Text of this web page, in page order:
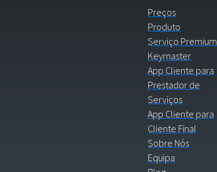
Preços
Produto
Serviço Premium
Keymaster
App Cliente para
Prestador de
Serviços
App Cliente para
Cliente Final
Sobre Nós
Equipa